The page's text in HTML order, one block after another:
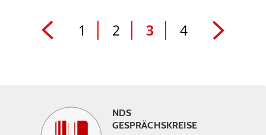
1 2 3 4
NDS
GESPRÄCHSKREISE